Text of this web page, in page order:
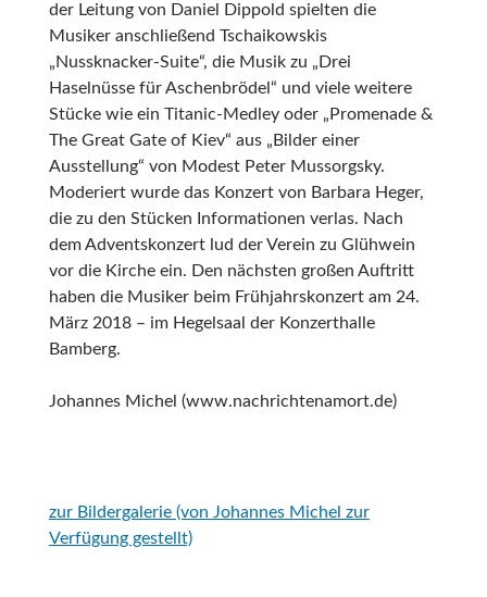
der Leitung von Daniel Dippold spielten die
Musiker anschließend Tschaikowskis
„Nussknacker-Suite“, die Musik zu „Drei
Haselnüsse für Aschenbrödel“ und viele weitere
Stücke wie ein Titanic-Medley oder „Promenade &
The Great Gate of Kiev“ aus „Bilder einer
Ausstellung“ von Modest Peter Mussorgsky.
Moderiert wurde das Konzert von Barbara Heger,
die zu den Stücken Informationen verlas. Nach
dem Adventskonzert lud der Verein zu Glühwein
vor die Kirche ein. Den nächsten großen Auftritt
haben die Musiker beim Frühjahrskonzert am 24.
März 2018 – im Hegelsaal der Konzerthalle
Bamberg.
Johannes Michel (www.nachrichtenamort.de)
zur Bildergalerie (von Johannes Michel zur
Verfügung gestellt)